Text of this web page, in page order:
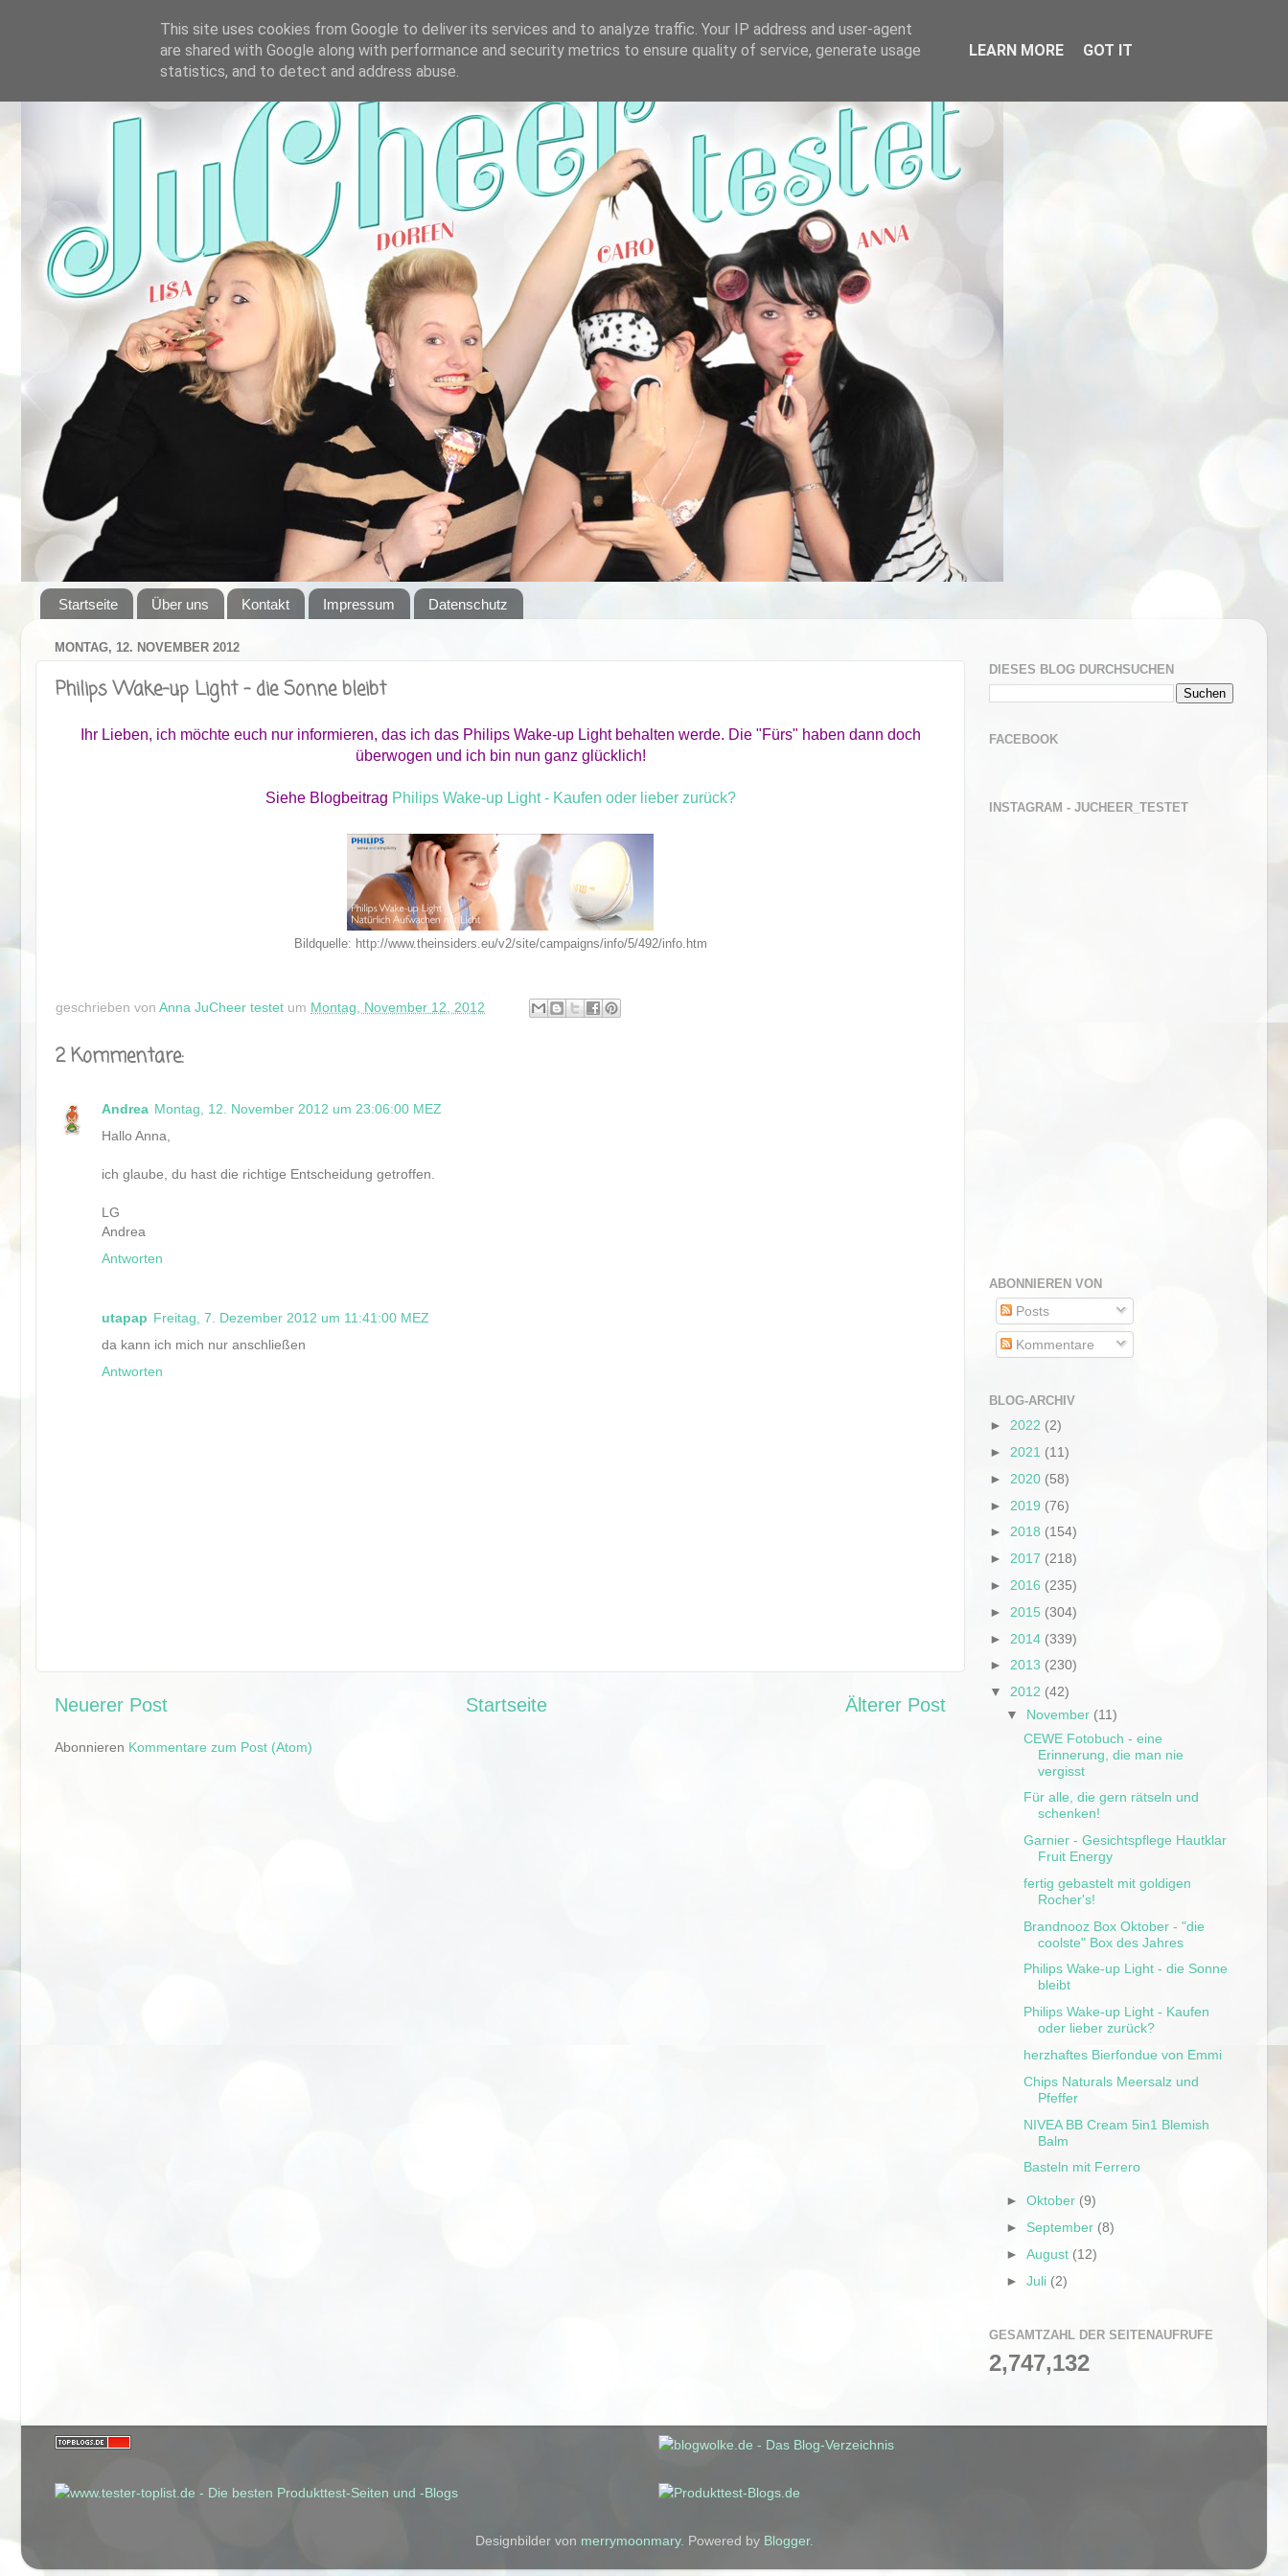
Startseite Über uns Kontakt Impressum Datenschutz
MONTAG, 12. NOVEMBER 2012
Philips Wake-up Light - die Sonne bleibt
Ihr Lieben, ich möchte euch nur informieren, das ich das Philips Wake-up Light behalten werde. Die "Fürs" haben dann doch
überwogen und ich bin nun ganz glücklich!
Siehe Blogbeitrag Philips Wake-up Light - Kaufen oder lieber zurück?
Bildquelle: http://www.theinsiders.eu/v2/site/campaigns/info/5/492/info.htm
geschrieben von Anna JuCheer testet um Montag, November 12, 2012
2 Kommentare:
Andrea Montag, 12. November 2012 um 23:06:00 MEZ
Hallo Anna,
ich glaube, du hast die richtige Entscheidung getroffen.
LG
Andrea
Antworten
utapap Freitag, 7. Dezember 2012 um 11:41:00 MEZ
da kann ich mich nur anschließen
Antworten
Neuerer Post Älterer Post
Startseite
Abonnieren Kommentare zum Post (Atom)
DIESES BLOG DURCHSUCHEN
FACEBOOK
INSTAGRAM - JUCHEER_TESTET
ABONNIEREN VON
Posts
Kommentare
BLOG-ARCHIV
► 2022 (2)
► 2021 (11)
► 2020 (58)
► 2019 (76)
► 2018 (154)
► 2017 (218)
► 2016 (235)
► 2015 (304)
► 2014 (339)
► 2013 (230)
▼ 2012 (42)
▼ November (11)
CEWE Fotobuch - eine
Erinnerung, die man nie
vergisst
Für alle, die gern rätseln und
schenken!
Garnier - Gesichtspflege Hautklar
Fruit Energy
fertig gebastelt mit goldigen
Rocher's!
Brandnooz Box Oktober - "die
coolste" Box des Jahres
Philips Wake-up Light - die Sonne
bleibt
Philips Wake-up Light - Kaufen
oder lieber zurück?
herzhaftes Bierfondue von Emmi
Chips Naturals Meersalz und
Pfeffer
NIVEA BB Cream 5in1 Blemish
Balm
Basteln mit Ferrero
►Oktober (9)
► September (8)
►August (12)
►Juli (2)
GESAMTZAHL DER SEITENAUFRUFE
2,747,132
Designbilder von merrymoonmary. Powered by Blogger.
This site uses cookies from Google to deliver its services and to analyze traffic. Your IP address and user-agent
are shared with Google along with performance and security metrics to ensure quality of service, generate usage
statistics, and to detect and address abuse.
LEARN MORE GOT IT